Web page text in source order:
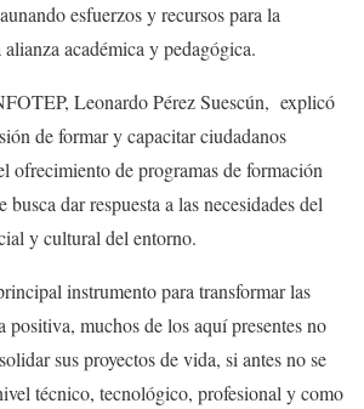
esfuerzos y recursos para la
académica y pedagógica.
Leonardo Pérez Suescún, explicó
de formar y capacitar ciudadanos
ofrecimiento de programas de formación
busca dar respuesta a las necesidades del
y cultural del entorno.
instrumento para transformar las
positiva, muchos de los aquí presentes no
sus proyectos de vida, si antes no se
técnico, tecnológico, profesional y como